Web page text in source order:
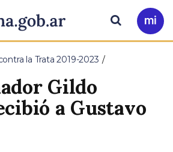
principal
Ir
a
Buscar
la Trata 2019-2023
Gildo
a Gustavo